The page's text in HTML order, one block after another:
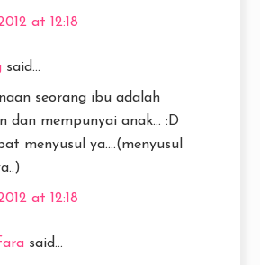
at 12:18
said...
seorang ibu adalah
dan mempunyai anak... :D
menyusul ya....(menyusul
at 12:18
said...